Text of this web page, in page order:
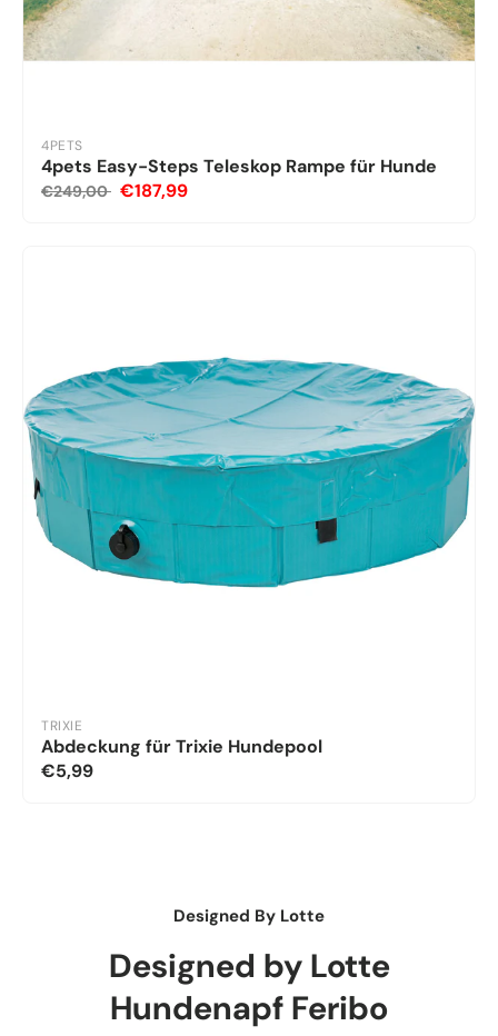
4PETS
4pets Easy-Steps Teleskop Rampe für Hunde
€249,00 €187,99
TRIXIE
Abdeckung für Trixie Hundepool
€5,99
Designed By Lotte
Designed by Lotte
Hundenapf Feribo